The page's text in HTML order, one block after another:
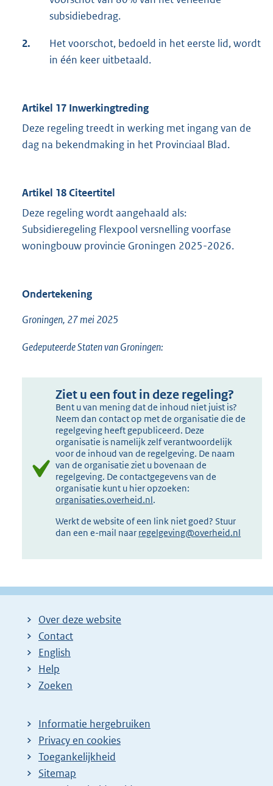
subsidiebedrag.
2.
Het voorschot, bedoeld in het eerste lid, wordt
in één keer uitbetaald.
Artikel 17 Inwerkingtreding
Deze regeling treedt in werking met ingang van de
dag na bekendmaking in het Provinciaal Blad.
Artikel 18 Citeertitel
Deze regeling wordt aangehaald als:
Subsidieregeling Flexpool versnelling voorfase
woningbouw provincie Groningen 2025-2026.
Ondertekening
Groningen, 27 mei 2025
Gedeputeerde Staten van Groningen:
Ziet u een fout in deze regeling?
Bent u van mening dat de inhoud niet juist is?
Neem dan contact op met de organisatie die de
regelgeving heeft gepubliceerd. Deze
organisatie is namelijk zelf verantwoordelijk
voor de inhoud van de regelgeving. De naam
van de organisatie ziet u bovenaan de
regelgeving. De contactgegevens van de
organisatie kunt u hier opzoeken:
organisaties.overheid.nl.
Werkt de website of een link niet goed? Stuur
dan een e-mail naar regelgeving@overheid.nl
Over deze website
Contact
English
Help
Zoeken
Informatie hergebruiken
Privacy en cookies
Toegankelijkheid
Sitemap